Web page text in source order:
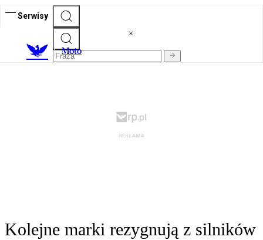
Serwisy
Moto
Kolejne marki rezygnują z silników